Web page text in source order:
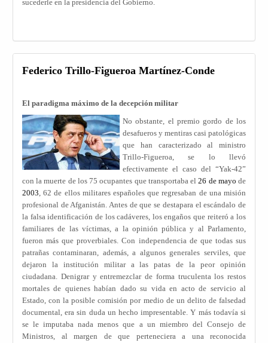
sucederle en la presidencia del Gobierno.
Federico Trillo-Figueroa Martínez-Conde
El paradigma máximo de la decepción militar
No obstante, el premio gordo de los
desafueros y mentiras casi patológicas
que han caracterizado al ministro
Trillo-Figueroa, se lo llevó
efectivamente el caso del “Yak-42”
con la muerte de los 75 ocupantes que transportaba el26 de mayo de
2003, 62 de ellos militares españoles que regresaban de una misión
profesional de Afganistán. Antes de que se destapara el escándalo de
la falsa identificación de los cadáveres, los engaños que reiteró a los
familiares de las víctimas, a la opinión pública y al Parlamento,
fueron más que proverbiales. Con independencia de que todas sus
patrañas contaminaran, además, a algunos generales serviles, que
dejaron la institución militar a las patas de la peor opinión
ciudadana. Denigrar y entremezclar de forma truculenta los restos
mortales de quienes habían dado su vida en acto de servicio al
Estado, con la posible comisión por medio de un delito de falsedad
documental, era sin duda un hecho impresentable. Y más todavía si
se le imputaba nada menos que a un miembro del Consejo de
Ministros, al margen de que perteneciera a una reconocida